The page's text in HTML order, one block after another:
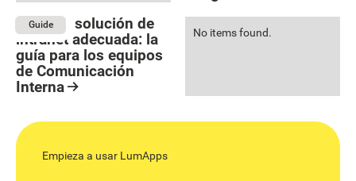
Guide
Elegir la solución de
intranet adecuada: la
guía para los equipos
de Comunicación
Interna
No items found.
Empieza a usar LumApps